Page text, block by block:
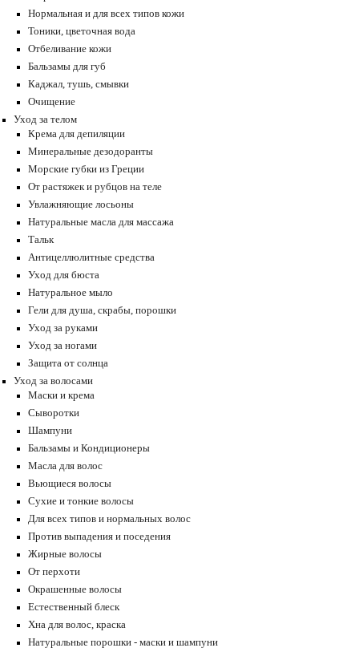
Нормальная и для всех типов кожи
Тоники, цветочная вода
Отбеливание кожи
Бальзамы для губ
Каджал, тушь, смывки
Очищение
Уход за телом
Крема для депиляции
Минеральные дезодоранты
Морские губки из Греции
От растяжек и рубцов на теле
Увлажняющие лосьоны
Натуральные масла для массажа
Тальк
Антицеллюлитные средства
Уход для бюста
Натуральное мыло
Гели для душа, скрабы, порошки
Уход за руками
Уход за ногами
Защита от солнца
Уход за волосами
Маски и крема
Сыворотки
Шампуни
Бальзамы и Кондиционеры
Масла для волос
Вьющиеся волосы
Сухие и тонкие волосы
Для всех типов и нормальных волос
Против выпадения и поседения
Жирные волосы
От перхоти
Окрашенные волосы
Естественный блеск
Хна для волос, краска
Натуральные порошки - маски и шампуни